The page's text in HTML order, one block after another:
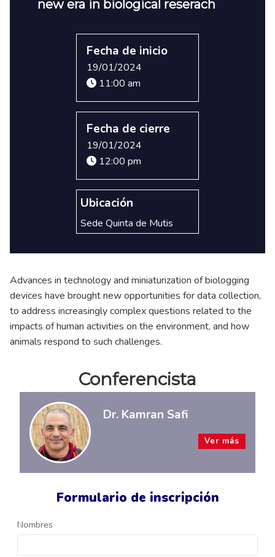
Formulario de inscripción
Nombres
new era in biological reserach
Fecha de inicio
19/01/2024
11:00 am
Fecha de cierre
19/01/2024
12:00 pm
Ubicación
Sede Quinta de Mutis
Advances in technology and miniaturization of biologging
devices have brought new opportunities for data collection,
to address increasingly complex questions related to the
impacts of human activities on the environment, and how
animals respond to such challenges.
Conferencista
Dr. Kamran Safi
Ver más